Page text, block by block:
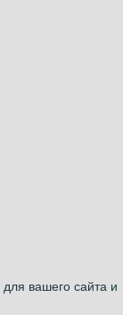
для вашего сайта и